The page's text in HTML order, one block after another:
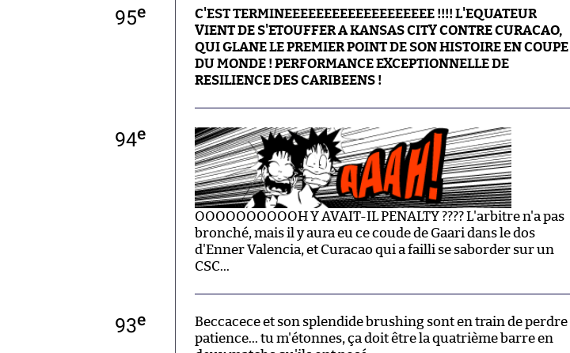
95e
C'EST TERMINEEEEEEEEEEEEEEEEEEE !!!! L'EQUATEUR
VIENT DE S'ETOUFFER A KANSAS CITY CONTRE CURACAO,
QUI GLANE LE PREMIER POINT DE SON HISTOIRE EN COUPE
DU MONDE ! PERFORMANCE EXCEPTIONNELLE DE
RESILIENCE DES CARIBEENS !
94e
OOOOOOOOOOH Y AVAIT-IL PENALTY ???? L'arbitre n'a pas
bronché, mais il y aura eu ce coude de Gaari dans le dos
d'Enner Valencia, et Curacao qui a failli se saborder sur un
CSC...
93e
Beccacece et son splendide brushing sont en train de perdre
patience... tu m'étonnes, ça doit être la quatrième barre en